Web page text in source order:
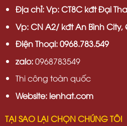
Địa chỉ: Vp: CT8C kđt Đại
Vp: CN A2/ kđt An Bình City,
Điện Thoại: 0968.783.549
zalo:0968783549
Thi công toàn quốc
Website: lenhat.com
TẠI SAO LẠI CHỌN CHÚNG TÔI